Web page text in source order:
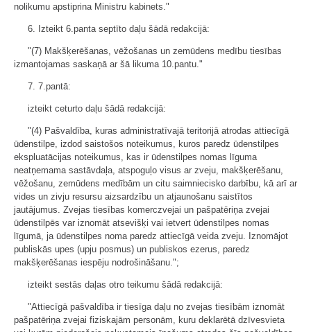
nolikumu apstiprina Ministru kabinets."
6. Izteikt 6.panta septīto daļu šādā redakcijā:
"(7) Makšķerēšanas, vēžošanas un zemūdens medību tiesības
izmantojamas saskaņā ar šā likuma 10.pantu."
7. 7.pantā:
izteikt ceturto daļu šādā redakcijā:
"(4) Pašvaldība, kuras administratīvajā teritorijā atrodas attiecīgā
ūdenstilpe, izdod saistošos noteikumus, kuros paredz ūdenstilpes
ekspluatācijas noteikumus, kas ir ūdenstilpes nomas līguma
neatņemama sastāvdaļa, atspoguļo visus ar zveju, makšķerēšanu,
vēžošanu, zemūdens medībām un citu saimniecisko darbību, kā arī ar
vides un zivju resursu aizsardzību un atjaunošanu saistītos
jautājumus. Zvejas tiesības komerczvejai un pašpatēriņa zvejai
ūdenstilpēs var iznomāt atsevišķi vai ietvert ūdenstilpes nomas
līgumā, ja ūdenstilpes noma paredz attiecīgā veida zveju. Iznomājot
publiskās upes (upju posmus) un publiskos ezerus, paredz
makšķerēšanas iespēju nodrošināšanu.";
izteikt sestās daļas otro teikumu šādā redakcijā:
"Attiecīgā pašvaldība ir tiesīga daļu no zvejas tiesībām iznomāt
pašpatēriņa zvejai fiziskajām personām, kuru deklarētā dzīvesvieta